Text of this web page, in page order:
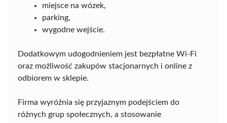
miejsce na wózek,
parking,
wygodne wejście.
Dodatkowym udogodnieniem jest bezpłatne Wi-Fi
oraz możliwość zakupów stacjonarnych i online z
odbiorem w sklepie.
Firma wyróżnia się przyjaznym podejściem do
różnych grup społecznych, a stosowanie